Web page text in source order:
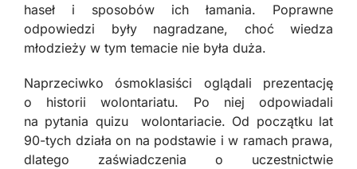
haseł i sposobów ich łamania. Poprawne
odpowiedzi były nagradzane, choć wiedza
młodzieży w tym temacie nie była duża.
Naprzeciwko ósmoklasiści oglądali prezentację
o historii wolontariatu. Po niej odpowiadali
na pytania quizu wolontariacie. Od początku lat
90-tych działa on na podstawie i w ramach prawa,
dlatego zaświadczenia o uczestnictwie